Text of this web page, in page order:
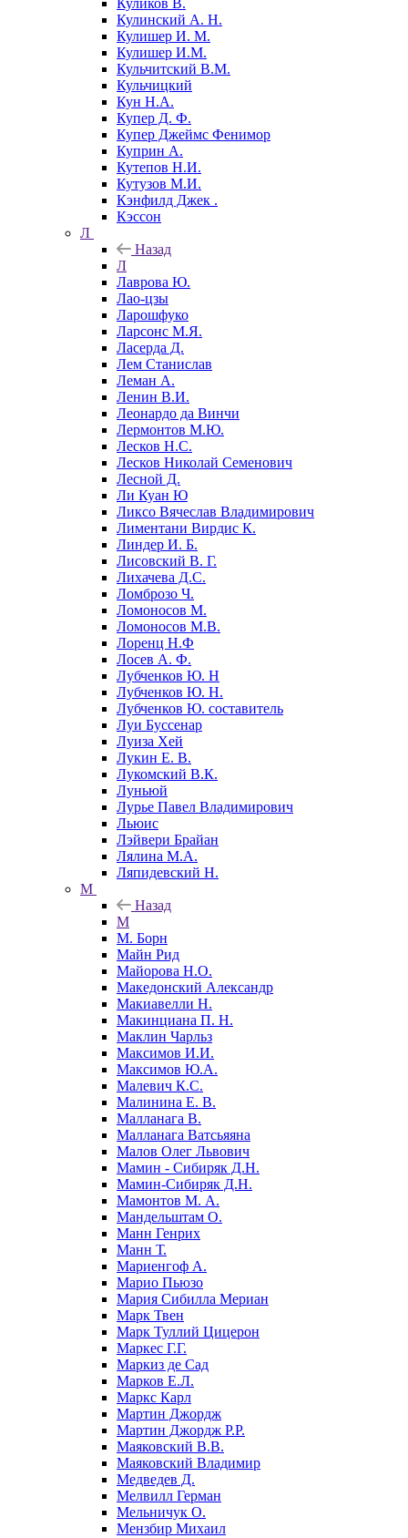
Куликов В.
Кулинский А. Н.
Кулишер И. М.
Кулишер И.М.
Кульчитский В.М.
Кульчицкий
Кун Н.А.
Купер Д. Ф.
Купер Джеймс Фенимор
Куприн А.
Кутепов Н.И.
Кутузов М.И.
Кэнфилд Джек .
Кэссон
Л
Назад
Л
Лаврова Ю.
Лао-цзы
Ларошфуко
Ларсонс М.Я.
Ласерда Д.
Лем Станислав
Леман А.
Ленин В.И.
Леонардо да Винчи
Лермонтов М.Ю.
Лесков Н.С.
Лесков Николай Семенович
Лесной Д.
Ли Куан Ю
Ликсо Вячеслав Владимирович
Лиментани Вирдис К.
Линдер И. Б.
Лисовский В. Г.
Лихачева Д.С.
Ломброзо Ч.
Ломоносов М.
Ломоносов М.В.
Лоренц Н.Ф
Лосев А. Ф.
Лубченков Ю. Н
Лубченков Ю. Н.
Лубченков Ю. составитель
Луи Буссенар
Луиза Хей
Лукин Е. В.
Лукомский В.К.
Луньюй
Лурье Павел Владимирович
Льюис
Лэйвери Брайан
Лялина М.А.
Ляпидевский Н.
М
Назад
М
М. Борн
Майн Рид
Майорова Н.О.
Македонский Александр
Макиавелли Н.
Макинциана П. Н.
Маклин Чарльз
Максимов И.И.
Максимов Ю.А.
Малевич К.С.
Малинина Е. В.
Малланага В.
Малланага Ватсьяяна
Малов Олег Львович
Мамин - Сибиряк Д.Н.
Мамин-Сибиряк Д.Н.
Мамонтов М. А.
Мандельштам О.
Манн Генрих
Манн Т.
Мариенгоф А.
Марио Пьюзо
Мария Сибилла Мериан
Марк Твен
Марк Туллий Цицерон
Маркес Г.Г.
Маркиз де Сад
Марков Е.Л.
Маркс Карл
Мартин Джордж
Мартин Джордж Р.Р.
Маяковский В.В.
Маяковский Владимир
Медведев Д.
Мелвилл Герман
Мельничук О.
Мензбир Михаил